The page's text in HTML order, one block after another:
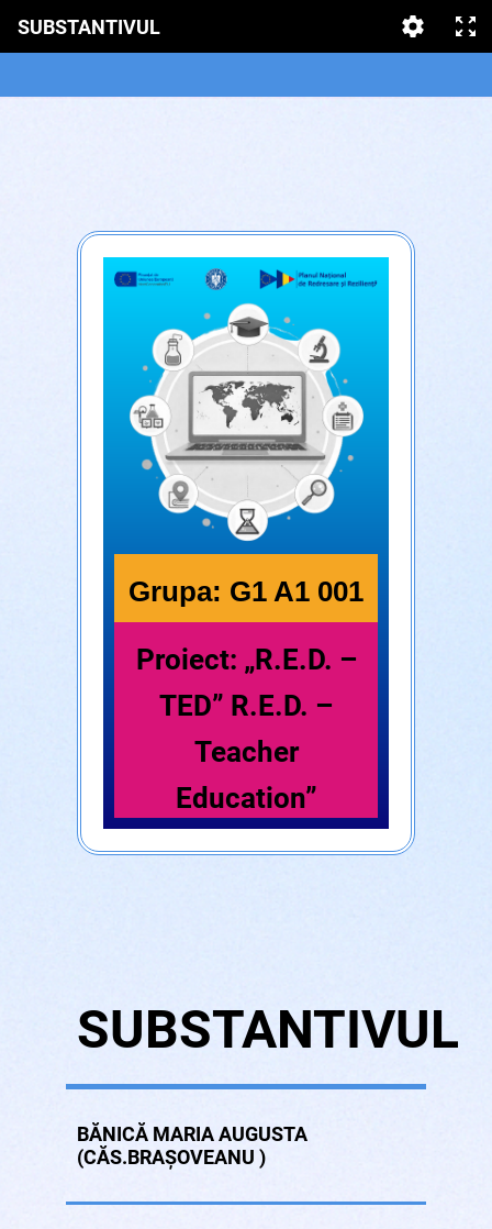
SUBSTANTIVUL
Grupa: G1 A1 001
Proiect: „R.E.D. –
TED” R.E.D. –
Teacher
Education”
SUBSTANTIVUL
BĂNICĂ MARIA AUGUSTA
(CĂS.BRAȘOVEANU )